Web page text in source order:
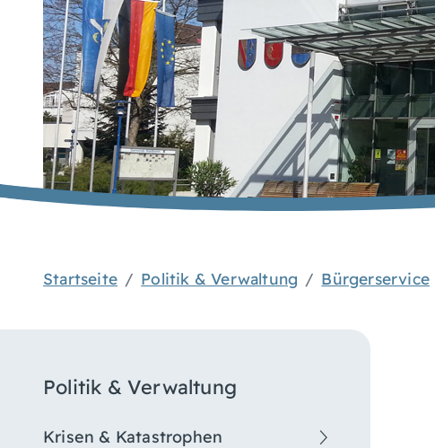
Startseite Politik & Verwaltung Bürgerservice
Politik & Verwaltung
Krisen & Katastrophen